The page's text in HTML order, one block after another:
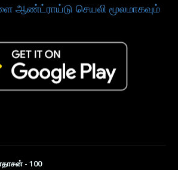
ஆண்ட்ராய்டு செயலி மூலமாகவும்
- 100